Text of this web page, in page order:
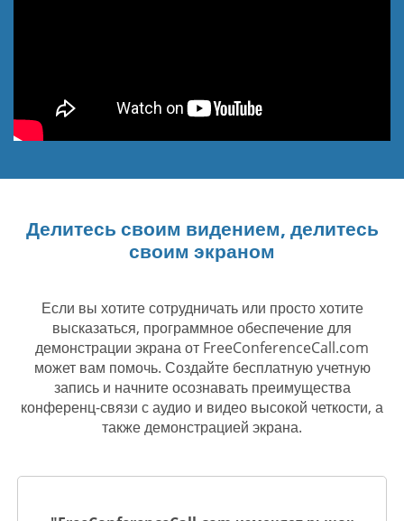
Делитесь своим видением, делитесь
своим экраном
Если вы хотите сотрудничать или просто хотите
высказаться, программное обеспечение для
демонстрации экрана от FreeConferenceCall.com
может вам помочь. Создайте бесплатную учетную
запись и начните осознавать преимущества
конференц-связи с аудио и видео высокой четкости, а
также демонстрацией экрана.